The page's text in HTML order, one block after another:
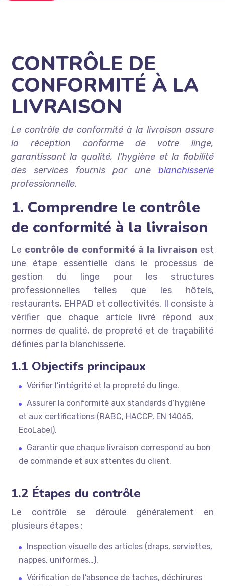
CONTRÔLE DE
CONFORMITÉ À LA
LIVRAISON
Le contrôle de conformité à la livraison assure
la réception conforme de votre linge,
garantissant la qualité, l’hygiène et la fiabilité
des services fournis par une blanchisserie
professionnelle.
1. Comprendre le contrôle
de conformité à la livraison
Le contrôle de conformité à la livraisonest
une étape essentielle dans le processus de
gestion du linge pour les structures
professionnelles telles que les hôtels,
restaurants, EHPAD et collectivités. Il consiste à
vérifier que chaque article livré répond aux
normes de qualité, de propreté et de traçabilité
définies par la blanchisserie.
1.1 Objectifs principaux
Vérifier l’intégrité et la propreté du linge.
Assurer la conformité aux standards d’hygiène
et aux certifications (RABC, HACCP, EN 14065,
EcoLabel).
Garantir que chaque livraison correspond au bon
de commande et aux attentes du client.
1.2 Étapes du contrôle
Le contrôle se déroule généralement en
plusieurs étapes :
Inspection visuelle des articles (draps, serviettes,
nappes, uniformes…).
Vérification de l’absence de taches, déchirures